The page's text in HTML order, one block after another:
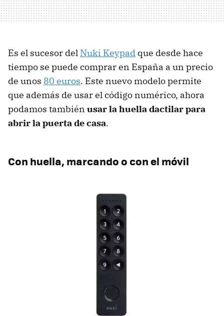
Es el sucesor del Nuki Keypad que desde hace
tiempo se puede comprar en España a un precio
de unos 80 euros. Este nuevo modelo permite
que además de usar el código numérico, ahora
podamos también usar la huella dactilar para
abrir la puerta de casa.
Con huella, marcando o con el móvil